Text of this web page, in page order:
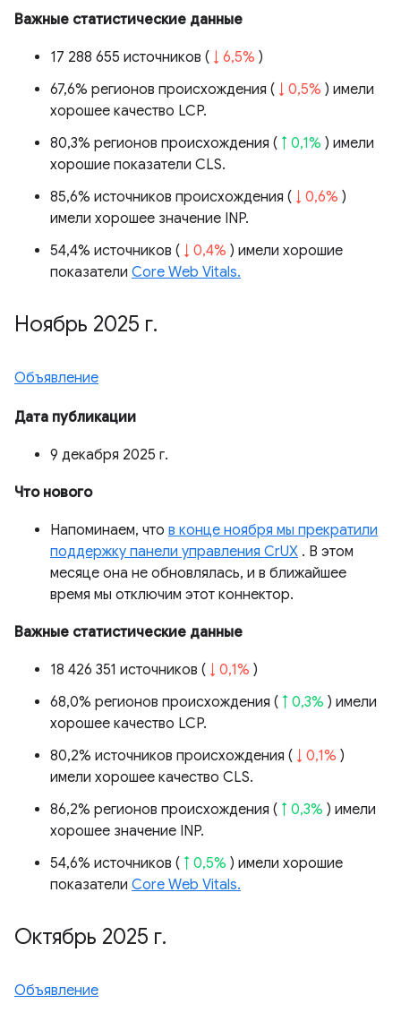
Важные статистические данные
17 288 655 источников ( ↓ 6,5% )
67,6% регионов происхождения ( ↓ 0,5% ) имели
хорошее качество LCP.
80,3% регионов происхождения ( ↑ 0,1% ) имели
хорошие показатели CLS.
85,6% источников происхождения ( ↓ 0,6% )
имели хорошее значение INP.
54,4% источников ( ↓ 0,4% ) имели хорошие
показатели Core Web Vitals.
Ноябрь 2025 г.
Объявление
Дата публикации
9 декабря 2025 г.
Что нового
Напоминаем, что в конце ноября мы прекратили
поддержку панели управления CrUX . В этом
месяце она не обновлялась, и в ближайшее
время мы отключим этот коннектор.
Важные статистические данные
18 426 351 источников ( ↓ 0,1% )
68,0% регионов происхождения ( ↑ 0,3% ) имели
хорошее качество LCP.
80,2% источников происхождения ( ↓ 0,1% )
имели хорошее качество CLS.
86,2% регионов происхождения ( ↑ 0,3% ) имели
хорошее значение INP.
54,6% источников ( ↑ 0,5% ) имели хорошие
показатели Core Web Vitals.
Октябрь 2025 г.
Объявление